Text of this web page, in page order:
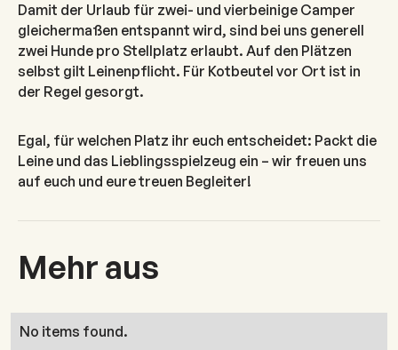
Damit der Urlaub für zwei- und vierbeinige Camper
gleichermaßen entspannt wird, sind bei uns generell
zwei Hunde pro Stellplatz erlaubt. Auf den Plätzen
selbst gilt Leinenpflicht. Für Kotbeutel vor Ort ist in
der Regel gesorgt.
Egal, für welchen Platz ihr euch entscheidet: Packt die
Leine und das Lieblingsspielzeug ein – wir freuen uns
auf euch und eure treuen Begleiter!
Mehr aus
No items found.